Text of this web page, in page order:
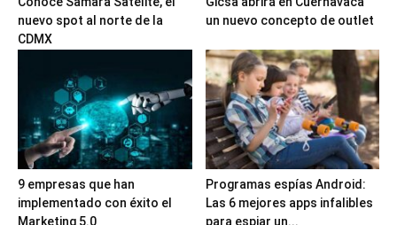
nuevo spot al norte de la
CDMX
un nuevo concepto de outlet
9 empresas que han
implementado con éxito el
Marketing 5.0
Programas espías Android:
Las 6 mejores apps infalibles
para espiar un...